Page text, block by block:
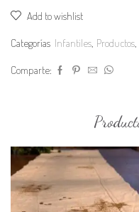
de
algodón
naranja
Add to wishlist
Categorías Infantiles, Productos,
Comparte: